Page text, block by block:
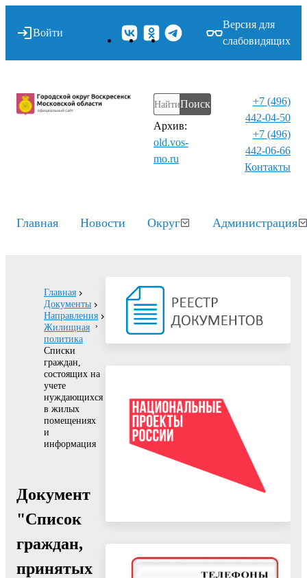
Войти
Версия для
слабовидящих
Поиск
Архив:
old.vos-
mo.ru
+7 (496)
442-04-50
+7 (496)
442-06-66
Контакты⁠
Главная Новости Округ Администрация
Главная
Документы
Направления
Жилищная
политика
Списки
граждан,
состоящих на
учете
нуждающихся
в жилых
помещениях
и
информация
Документ
"Список
граждан,
принятых